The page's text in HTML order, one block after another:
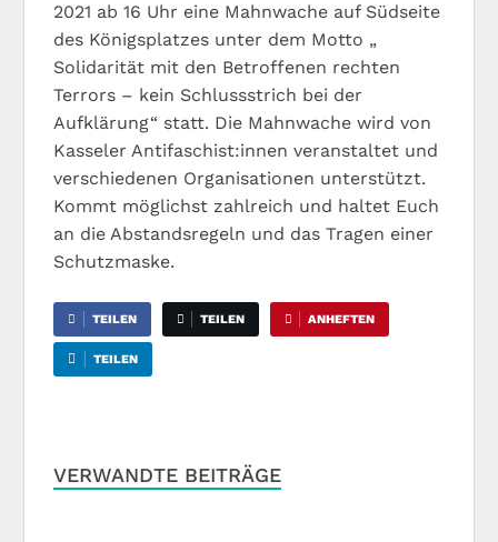
2021 ab 16 Uhr eine Mahnwache auf Südseite
des Königsplatzes unter dem Motto „
Solidarität mit den Betroffenen rechten
Terrors – kein Schlussstrich bei der
Aufklärung“ statt. Die Mahnwache wird von
Kasseler Antifaschist:innen veranstaltet und
verschiedenen Organisationen unterstützt.
Kommt möglichst zahlreich und haltet Euch
an die Abstandsregeln und das Tragen einer
Schutzmaske.
TEILEN TEILEN ANHEFTEN
TEILEN
VERWANDTE BEITRÄGE